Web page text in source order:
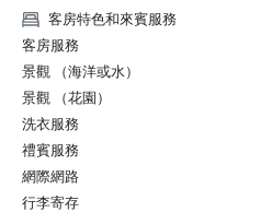
客房特色和來賓服務
客房服務
景觀 （海洋或水）
景觀 （花園）
洗衣服務
禮賓服務
網際網路
行李寄存